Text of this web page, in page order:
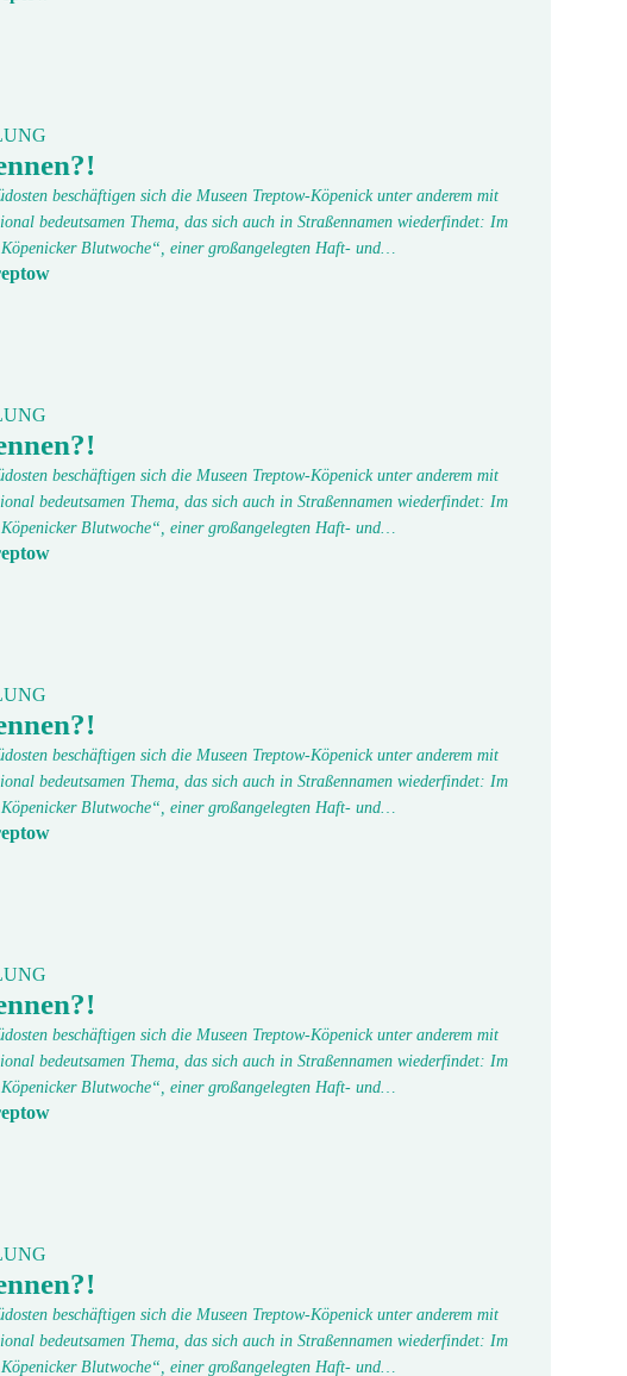
beschäftigen sich die Museen Treptow-Köpenick unter anderem mit
bedeutsamen Thema, das sich auch in Straßennamen wiederfindet: Im
Blutwoche“, einer großangelegten Haft- und…
beschäftigen sich die Museen Treptow-Köpenick unter anderem mit
bedeutsamen Thema, das sich auch in Straßennamen wiederfindet: Im
Blutwoche“, einer großangelegten Haft- und…
beschäftigen sich die Museen Treptow-Köpenick unter anderem mit
bedeutsamen Thema, das sich auch in Straßennamen wiederfindet: Im
Blutwoche“, einer großangelegten Haft- und…
beschäftigen sich die Museen Treptow-Köpenick unter anderem mit
bedeutsamen Thema, das sich auch in Straßennamen wiederfindet: Im
Blutwoche“, einer großangelegten Haft- und…
beschäftigen sich die Museen Treptow-Köpenick unter anderem mit
bedeutsamen Thema, das sich auch in Straßennamen wiederfindet: Im
Blutwoche“, einer großangelegten Haft- und…